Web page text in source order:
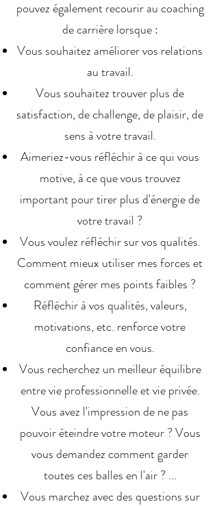
pouvez également recourir au coaching
de carrière lorsque :
Vous souhaitez améliorer vos relations
au travail.
Vous souhaitez trouver plus de
satisfaction, de challenge, de plaisir, de
sens à votre travail.
Aimeriez-vous réfléchir à ce qui vous
motive, à ce que vous trouvez
important pour tirer plus d'énergie de
votre travail ?
Vous voulez réfléchir sur vos qualités.
Comment mieux utiliser mes forces et
comment gérer mes points faibles ?
Réfléchir à vos qualités, valeurs,
motivations, etc. renforce votre
confiance en vous.
Vous recherchez un meilleur équilibre
entre vie professionnelle et vie privée.
Vous avez l'impression de ne pas
pouvoir éteindre votre moteur ? Vous
vous demandez comment garder
toutes ces balles en l'air ? ...
Vous marchez avec des questions sur